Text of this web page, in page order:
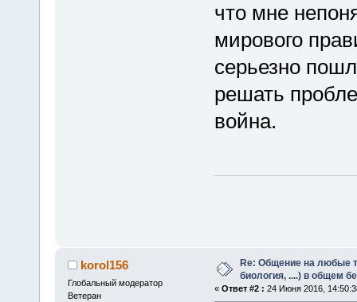
что мне
мирового
серьезно
решать
война.
korol156
Глобальный модератор
Ветеран
Re: Общение на любые
биология, ....) в общем
« Ответ #2 : 24 Июня 2016,